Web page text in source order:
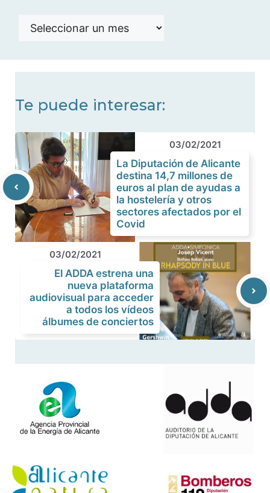
Histórico
Te puede interesar:
03/02/2021
La Diputación de Alicante
destina 14,7 millones de
euros al plan de ayudas a
la hostelería y otros
sectores afectados por el
Covid
03/02/2021
El ADDA estrena una
nueva plataforma
audiovisual para acceder
a todos los vídeos
álbumes de conciertos